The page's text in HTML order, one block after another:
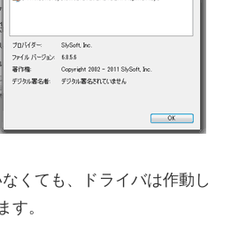
くても、ドライバは作動し
す。